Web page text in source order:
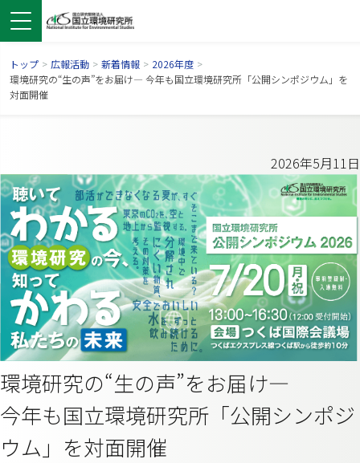
ドウで開きます）
ンドウで開きます）
ウインドウで開きます）
トップ > 広報活動 > 新着情報 > 2026年度 >
環境研究の“生の声”をお届け— 今年も国立環境研究所「公開シンポジウム」を
対面開催
2026年5月11日
環境研究の“生の声”をお届け—
今年も国立環境研究所「公開シンポジ
ウム」を対面開催